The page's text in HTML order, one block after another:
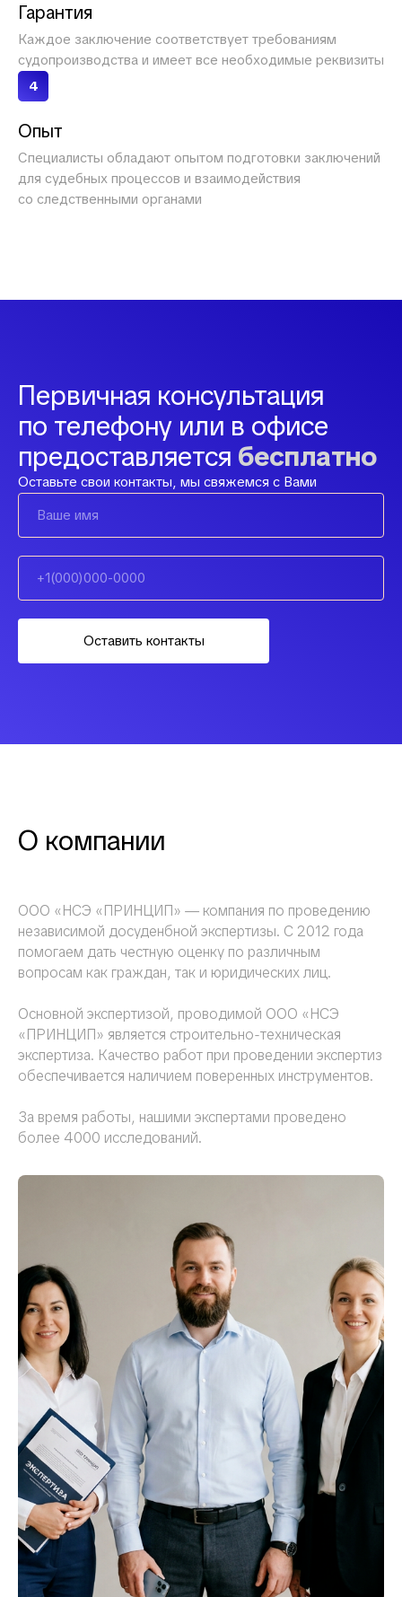
Гарантия
Каждое заключение соответствует требованиям
судопроизводства и имеет все необходимые реквизиты
4
Опыт
Специалисты обладают опытом подготовки заключений
для судебных процессов и взаимодействия
со следственными органами
Первичная консультация
по телефону или в офисе
предоставляется бесплатно
Оставьте свои контакты, мы свяжемся с Вами
Оставить контакты
О компании
ООО «НСЭ «ПРИНЦИП» — компания по проведению
независимой досуденбной экспертизы. С 2012 года
помогаем дать честную оценку по различным
вопросам как граждан, так и юридических лиц.
Основной экспертизой, проводимой ООО «НСЭ
«ПРИНЦИП» является строительно-техническая
экспертиза. Качество работ при проведении экспертиз
обеспечивается наличием поверенных инструментов.
За время работы, нашими экспертами проведено
более 4000 исследований.